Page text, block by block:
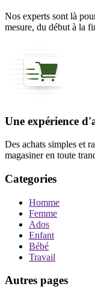
Nos experts sont là
mesure, du début à la
Une expérience
Des achats simples et
magasiner en toute
Categories
Homme
Femme
Ados
Enfant
Bébé
Travail
Autres pages